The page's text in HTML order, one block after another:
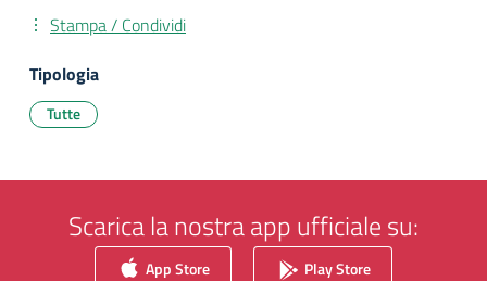
Stampa / Condividi
Tipologia
Tutte
Scarica la nostra app ufficiale su:
App Store Play Store